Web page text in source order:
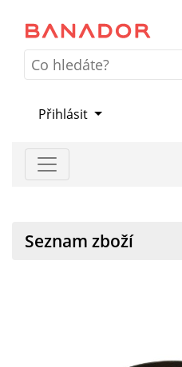
Přihlásit
Seznam zboží